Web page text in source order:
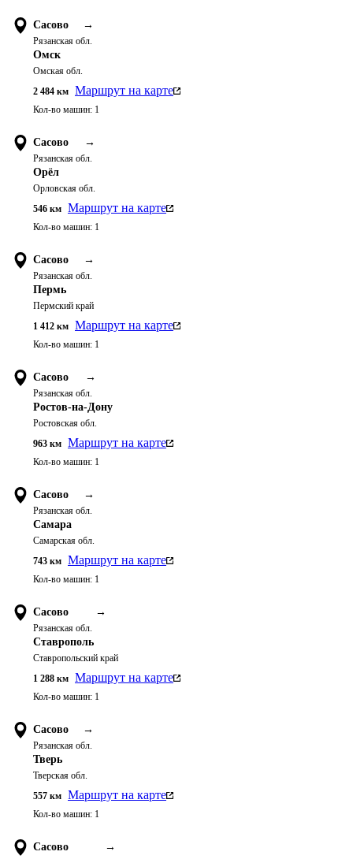
Сасово →
Рязанская обл.
Омск
Омская обл.
2 484 км Маршрут на карте
Кол-во машин: 1
Сасово →
Рязанская обл.
Орёл
Орловская обл.
546 км Маршрут на карте
Кол-во машин: 1
Сасово →
Рязанская обл.
Пермь
Пермский край
1 412 км Маршрут на карте
Кол-во машин: 1
Сасово →
Рязанская обл.
Ростов-на-Дону
Ростовская обл.
963 км Маршрут на карте
Кол-во машин: 1
Сасово →
Рязанская обл.
Самара
Самарская обл.
743 км Маршрут на карте
Кол-во машин: 1
Сасово →
Рязанская обл.
Ставрополь
Ставропольский край
1 288 км Маршрут на карте
Кол-во машин: 1
Сасово →
Рязанская обл.
Тверь
Тверская обл.
557 км Маршрут на карте
Кол-во машин: 1
Сасово →